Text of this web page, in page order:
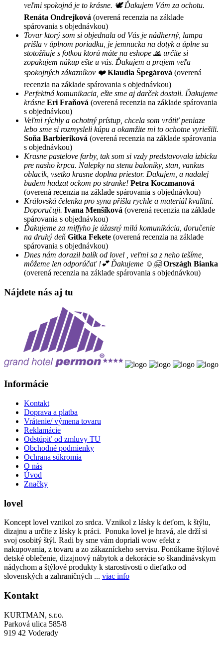
veľmi spokojná je to krásne. 🕊 Ďakujem Vám za ochotu.
Renáta Ondrejková (overená recenzia na základe
spárovania s objednávkou)
Tovar ktorý som si objednala od Vás je nádherný, lampa
prišla v úplnom poriadku, je jemnucka na dotyk a úplne sa
stotožňuje s fotkou ktorú máte na eshope 🙏 určite si
zopakujem nákup ešte u vás. Ďakujem a prajem veľa
spokojných zákazníkov ❤️ Klaudia Špegárová (overená
recenzia na základe spárovania s objednávkou)
Perfektná komunikacia, ešte sme aj darček dostali. Ďakujeme
krásne Eri Fraňová (overená recenzia na základe spárovania
s objednávkou)
Veľmi rýchly a ochotný prístup, chcela som vrátiť peniaze
lebo sme si rozmysleli kúpu a okamžite mi to ochotne vyriešili.
Soňa Barbieriková (overená recenzia na základe spárovania
s objednávkou)
Krasne pastelove farby, tak som si vzdy predstavovala izbicku
pre nasho krpca. Nalepky na stenu baloniky, stan, vankus
oblacik, vsetko krasne doplna priestor. Dakujem, a nadalej
budem hadzat ockom po stranke! Petra Koczmanová
(overená recenzia na základe spárovania s objednávkou)
Královská čelenka pro syna přišla rychle a materiál kvalitní.
Doporučuji. Ivana Menšíková (overená recenzia na základe
spárovania s objednávkou)
Ďakujeme za miffyho je úžasný milá komunikácia, doručenie
na druhý deň Gitka Fekete (overená recenzia na základe
spárovania s objednávkou)
Dnes nám dorazil balík od lovel , veľmi sa z neho tešíme,
môžeme len odporúčať !💕 Ďakujeme ☺️🤗 Országh Bianka
(overená recenzia na základe spárovania s objednávkou)
Nájdete nás aj tu
Informácie
Kontakt
Doprava a platba
Vrátenie/ výmena tovaru
Reklamácie
Odstúpiť od zmluvy TU
Obchodné podmienky
Ochrana súkromia
O nás
Úvod
Značky
lovel
Koncept lovel vznikol zo srdca. Vznikol z lásky k deťom, k štýlu,
dizajnu a určite z lásky k práci. Ponuka lovel je hravá, ale drží si
svoj osobitý štýl. Radi by sme vám dopriali wow efekt z
nakupovania, z tovaru a zo zákazníckeho servisu. Ponúkame štýlové
detské oblečenie, dizajnový nábytok a dekorácie so škandinávskym
nádychom a štýlové produkty k starostivosti o dieťatko od
slovenských a zahraničných ... viac info
Kontakt
KURTMAN, s.r.o.
Parková ulica 585/8
919 42 Voderady